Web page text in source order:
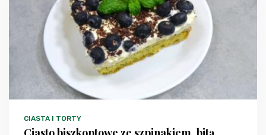
CIASTA I TORTY